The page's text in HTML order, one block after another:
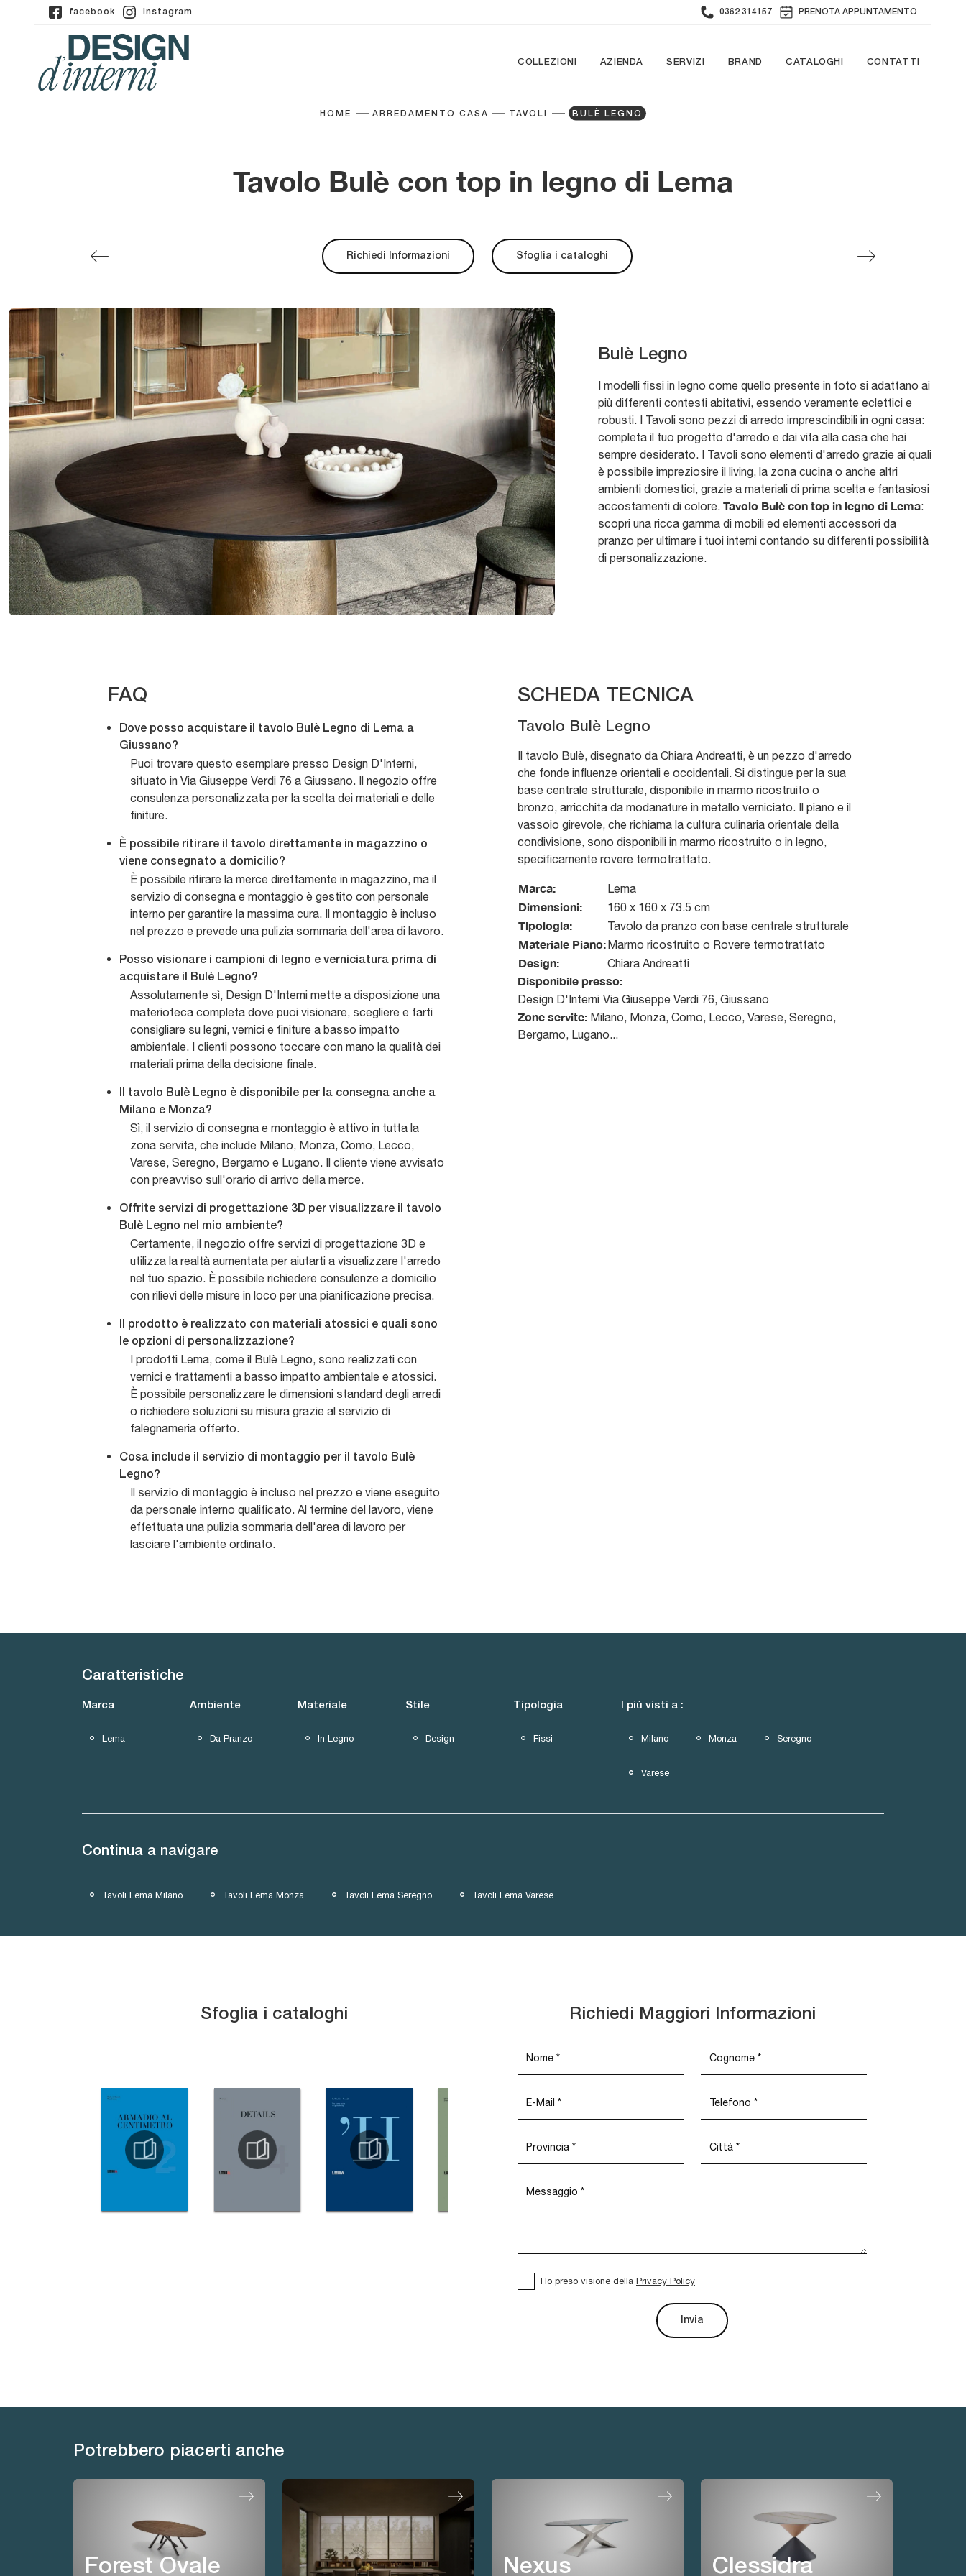
facebook instagram 0362 314157 PRENOTA APPUNTAMENTO
COLLEZIONI AZIENDA SERVIZI BRAND CATALOGHI CONTATTI
HOME ARREDAMENTO CASA TAVOLI BULÈ LEGNO
Tavolo Bulè con top in legno di Lema
Richiedi Informazioni Sfoglia i cataloghi
Bulè Legno
I modelli fissi in legno come quello presente in foto si adattano ai
più differenti contesti abitativi, essendo veramente eclettici e
robusti. I Tavoli sono pezzi di arredo imprescindibili in ogni casa:
completa il tuo progetto d'arredo e dai vita alla casa che hai
sempre desiderato. I Tavoli sono elementi d'arredo grazie ai quali
è possibile impreziosire il living, la zona cucina o anche altri
ambienti domestici, grazie a materiali di prima scelta e fantasiosi
accostamenti di colore. Tavolo Bulè con top in legno di Lema:
scopri una ricca gamma di mobili ed elementi accessori da
pranzo per ultimare i tuoi interni contando su differenti possibilità
di personalizzazione.
FAQ
Dove posso acquistare il tavolo Bulè Legno di Lema a
Giussano?
Puoi trovare questo esemplare presso Design D'Interni,
situato in Via Giuseppe Verdi 76 a Giussano. Il negozio offre
consulenza personalizzata per la scelta dei materiali e delle
finiture.
È possibile ritirare il tavolo direttamente in magazzino o
viene consegnato a domicilio?
È possibile ritirare la merce direttamente in magazzino, ma il
servizio di consegna e montaggio è gestito con personale
interno per garantire la massima cura. Il montaggio è incluso
nel prezzo e prevede una pulizia sommaria dell'area di lavoro.
Posso visionare i campioni di legno e verniciatura prima di
acquistare il Bulè Legno?
Assolutamente sì, Design D'Interni mette a disposizione una
materioteca completa dove puoi visionare, scegliere e farti
consigliare su legni, vernici e finiture a basso impatto
ambientale. I clienti possono toccare con mano la qualità dei
materiali prima della decisione finale.
Il tavolo Bulè Legno è disponibile per la consegna anche a
Milano e Monza?
Sì, il servizio di consegna e montaggio è attivo in tutta la
zona servita, che include Milano, Monza, Como, Lecco,
Varese, Seregno, Bergamo e Lugano. Il cliente viene avvisato
con preavviso sull'orario di arrivo della merce.
Offrite servizi di progettazione 3D per visualizzare il tavolo
Bulè Legno nel mio ambiente?
Certamente, il negozio offre servizi di progettazione 3D e
utilizza la realtà aumentata per aiutarti a visualizzare l'arredo
nel tuo spazio. È possibile richiedere consulenze a domicilio
con rilievi delle misure in loco per una pianificazione precisa.
Il prodotto è realizzato con materiali atossici e quali sono
le opzioni di personalizzazione?
I prodotti Lema, come il Bulè Legno, sono realizzati con
vernici e trattamenti a basso impatto ambientale e atossici.
È possibile personalizzare le dimensioni standard degli arredi
o richiedere soluzioni su misura grazie al servizio di
falegnameria offerto.
Cosa include il servizio di montaggio per il tavolo Bulè
Legno?
Il servizio di montaggio è incluso nel prezzo e viene eseguito
da personale interno qualificato. Al termine del lavoro, viene
effettuata una pulizia sommaria dell'area di lavoro per
lasciare l'ambiente ordinato.
SCHEDA TECNICA
Tavolo Bulè Legno
Il tavolo Bulè, disegnato da Chiara Andreatti, è un pezzo d'arredo
che fonde influenze orientali e occidentali. Si distingue per la sua
base centrale strutturale, disponibile in marmo ricostruito o
bronzo, arricchita da modanature in metallo verniciato. Il piano e il
vassoio girevole, che richiama la cultura culinaria orientale della
condivisione, sono disponibili in marmo ricostruito o in legno,
specificamente rovere termotrattato.
Marca: Lema
Dimensioni: 160 x 160 x 73.5 cm
Tipologia: Tavolo da pranzo con base centrale strutturale
Materiale Piano:Marmo ricostruito o Rovere termotrattato
Design: Chiara Andreatti
Disponibile presso:
Design D'Interni Via Giuseppe Verdi 76, Giussano
Zone servite: Milano, Monza, Como, Lecco, Varese, Seregno,
Bergamo, Lugano...
Caratteristiche
Marca
Lema
Ambiente
Da Pranzo
Materiale
In Legno
Stile
Design
Tipologia
Fissi
I più visti a :
Milano Monza Seregno
Varese
Continua a navigare
Tavoli Lema Milano Tavoli Lema Monza Tavoli Lema Seregno Tavoli Lema Varese
Sfoglia i cataloghi Richiedi Maggiori Informazioni
Ho preso visione della Privacy Policy
Invia
Potrebbero piacerti anche
Forest Ovale Nexus Clessidra